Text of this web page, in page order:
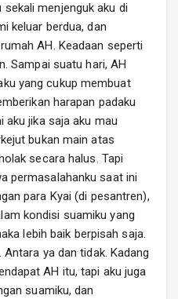
menjenguk aku di
keluar berdua, dan
AH. Keadaan seperti
Sampai suatu hari, AH
yang cukup membuat
harapan padaku
aku jika saja aku mau
bukan main atas
secara halus. Tapi
permasalahanku saat ini
para Kyai (di pesantren),
kondisi suamiku yang
lebih baik berpisah saja.
ya dan tidak. Kadang
AH itu, tapi aku juga
suamiku, dan